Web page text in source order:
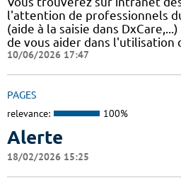
l'attention de professionnels
(aide à la saisie dans
de vous aider dans l'utilisation
10/06/2026 17:47
PAGES
relevance: 100%
Alerte
18/02/2026 15:25